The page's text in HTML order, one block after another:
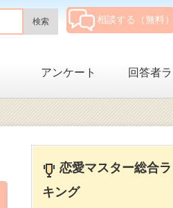
相談する（無料）
アンケート 回答者
恋愛マスター総合
キング